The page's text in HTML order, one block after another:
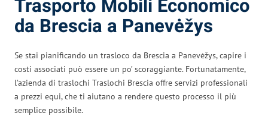
Trasporto Mobili Economico
da Brescia a Panevėžys
Se stai pianificando un trasloco da Brescia a Panevėžys, capire i
costi associati può essere un po’ scoraggiante. Fortunatamente,
l’azienda di traslochi Traslochi Brescia offre servizi professionali
a prezzi equi, che ti aiutano a rendere questo processo il più
semplice possibile.